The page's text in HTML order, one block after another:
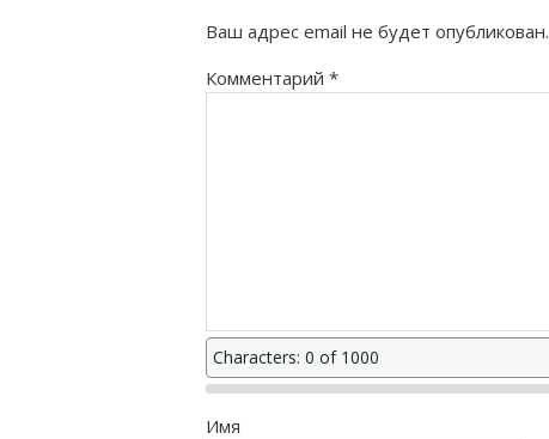
Ваш адрес email не будет опубликован.
Комментарий *
Characters: 0 of 1000
Имя